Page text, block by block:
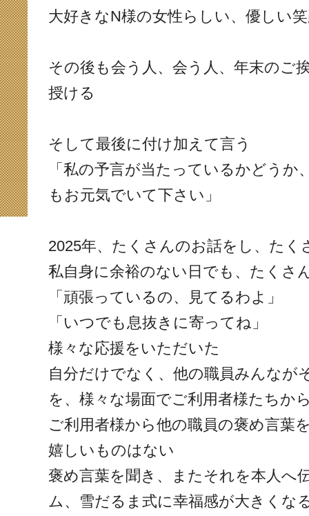
大好きなN様の女性らしい、優しい
その後も会う人、会う人、年末のご
授ける
そして最後に付け加えて言う
「私の予言が当たっているかどう
もお元気でいて下さい」
2025年、たくさんのお話をし、たく
私自身に余裕のない日でも、たくさ
「頑張っているの、見てるわよ」
「いつでも息抜きに寄ってね」
様々な応援をいただいた
自分だけでなく、他の職員みんなが
を、様々な場面でご利用者様たちか
ご利用者様から他の職員の褒め言葉
嬉しいものはない
褒め言葉を聞き、またそれを本人へ
ム、雪だるま式に幸福感が大きくな